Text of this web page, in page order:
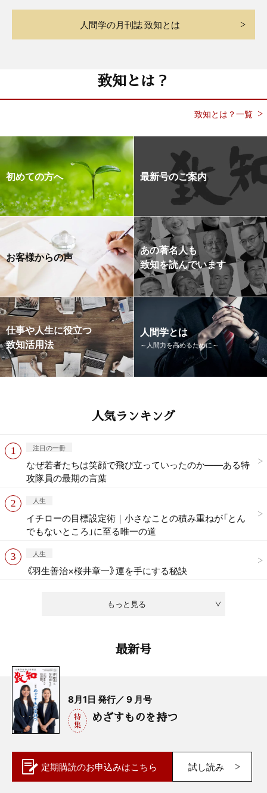
人間学の月刊誌 致知とは
致知とは？
致知とは？一覧
初めての方へ 最新号のご案内
お客様からの声
あの著名人も
致知を読んでいます
仕事や人生に役立つ
致知活用法
人間学とは
～人間力を高めるために～
人気ランキング
もっと見る
注目の一冊
なぜ若者たちは笑顔で飛び立っていったのか——ある特
攻隊員の最期の言葉
人生
イチローの目標設定術｜小さなことの積み重ねが「とん
でもないところ」に至る唯一の道
人生
《羽生善治×桜井章一》運を手にする秘訣
最新号
8月1日 発行／ 9 月号
めざすものを持つ
定期購読のお申込みはこちら 試し読み